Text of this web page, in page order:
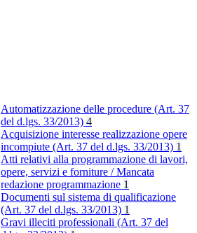
Automatizzazione delle procedure (Art. 37
del d.lgs. 33/2013) 4
Acquisizione interesse realizzazione opere
incompiute (Art. 37 del d.lgs. 33/2013) 1
Atti relativi alla programmazione di lavori,
opere, servizi e forniture / Mancata
redazione programmazione 1
Documenti sul sistema di qualificazione
(Art. 37 del d.lgs. 33/2013) 1
Gravi illeciti professionali (Art. 37 del